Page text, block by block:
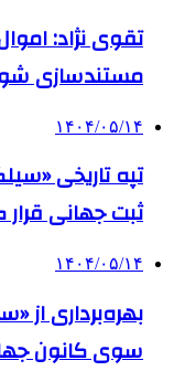
تقوی نژاد:
مستندسازی
۱۴۰۴/۰۵/۱۴
تپه تاریخی
ثبت جهانی
۱۴۰۴/۰۵/۱۴
بهره‌برداری از
سوی کانون